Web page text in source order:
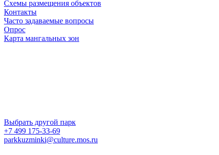
Схемы размещения объектов
Контакты
Часто задаваемые вопросы
Опрос
Карта мангальных зон
Выбрать другой парк
+7 499 175-33-69
parkkuzminki@culture.mos.ru